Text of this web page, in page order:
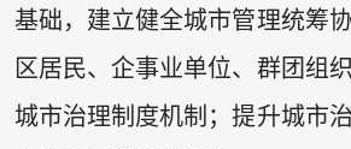
基础，建立健全城市管理统筹
区居民、企事业单位、群团组
城市治理制度机制；提升城市